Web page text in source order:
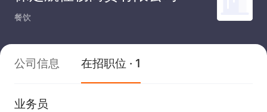
餐饮
公司信息 在招职位 · 1
业务员